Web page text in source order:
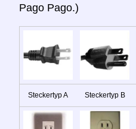
Pago Pago.)
Steckertyp A Steckertyp B